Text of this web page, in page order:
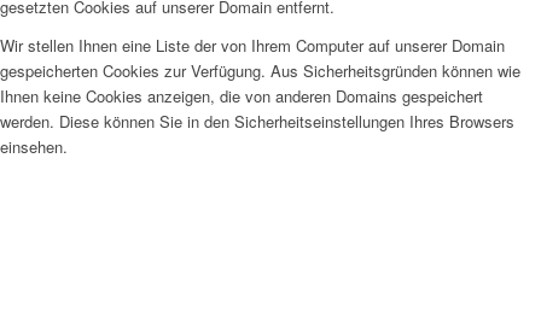
gesetzten Cookies auf unserer Domain entfernt.
Wir stellen Ihnen eine Liste der von Ihrem Computer auf unserer Domain
gespeicherten Cookies zur Verfügung. Aus Sicherheitsgründen können wie
Ihnen keine Cookies anzeigen, die von anderen Domains gespeichert
werden. Diese können Sie in den Sicherheitseinstellungen Ihres Browsers
einsehen.